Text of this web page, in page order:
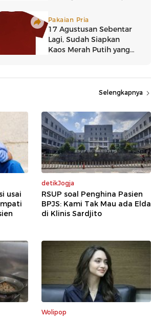
Selengkapnya
usai
detikJogja
RSUP soal Penghina Pasien
BPJS: Kami Tak Mau ada Elda
di Klinis Sardjito
Wolipop